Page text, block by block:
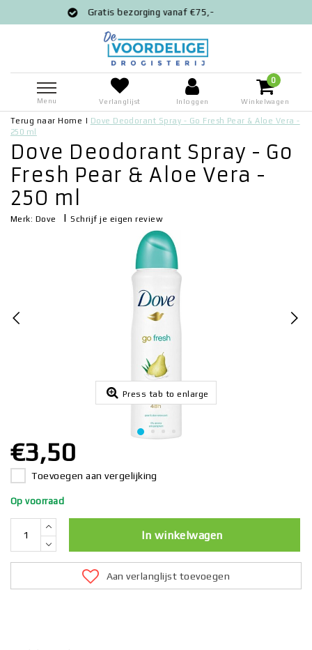
bezorging vanaf €75,-
Menu Verlanglijst Inloggen
0
Winkelwagen
Terug naar Home | Dove Deodorant Spray - Go Fresh Pear & Aloe Vera -
250 ml
Dove Deodorant Spray - Go
Fresh Pear & Aloe Vera -
250 ml
Merk: Dove |Schrijf je eigen review
Press tab to enlarge
€3,50
Toevoegen aan vergelijking
Op voorraad
In winkelwagen
Aan verlanglijst toevoegen